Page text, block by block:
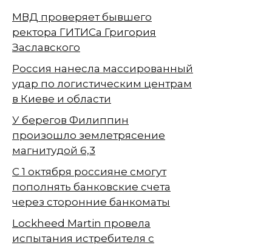
МВД проверяет бывшего
ректора ГИТИСа Григория
Заславского
Россия нанесла массированный
удар по логистическим центрам
в Киеве и области
У берегов Филиппин
произошло землетрясение
магнитудой 6,3
С 1 октября россияне смогут
пополнять банковские счета
через сторонние банкоматы
Lockheed Martin провела
испытания истребителя с